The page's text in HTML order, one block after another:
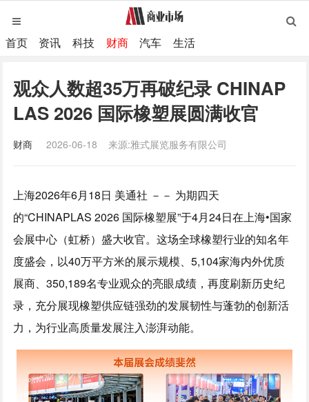
首页 资讯 科技 财商 汽车 生活
观众人数超35万再破纪录 CHINAP
LAS 2026 国际橡塑展圆满收官
财商 2026-06-18 来源:雅式展览服务有限公司
上海2026年6月18日 美通社 －－ 为期四天
的“CHINAPLAS 2026 国际橡塑展”于4月24日在上海•国家
会展中心（虹桥）盛大收官。这场全球橡塑行业的知名年
度盛会，以40万平方米的展示规模、5,104家海内外优质
展商、350,189名专业观众的亮眼成绩，再度刷新历史纪
录，充分展现橡塑供应链强劲的发展韧性与蓬勃的创新活
力，为行业高质量发展注入澎湃动能。